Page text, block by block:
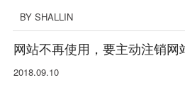
BY SHALLIN
网站不再使用，要主动注销网
2018.09.10